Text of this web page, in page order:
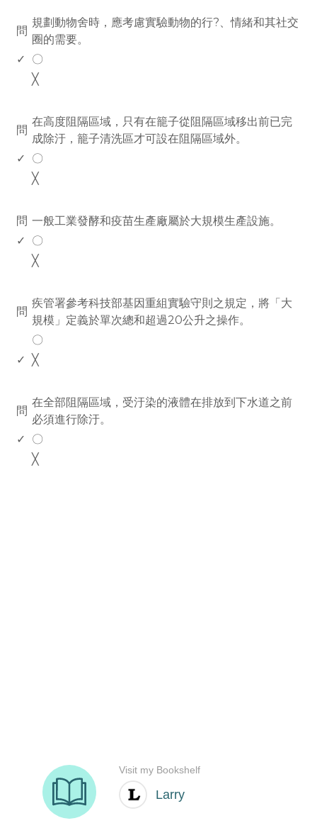
問
規劃動物舍時，應考慮實驗動物的行?、情緒和其社交
圈的需要。
✓
〇
╳
問
在高度阻隔區域，只有在籠子從阻隔區域移出前已完
成除汙，籠子清洗區才可設在阻隔區域外。
✓
〇
╳
問 一般工業發酵和疫苗生產廠屬於大規模生產設施。
✓
〇
╳
問
疾管署參考科技部基因重組實驗守則之規定，將「大
規模」定義於單次總和超過20公升之操作。
〇
✓ ╳
問
在全部阻隔區域，受汙染的液體在排放到下水道之前
必須進行除汙。
✓
〇
╳